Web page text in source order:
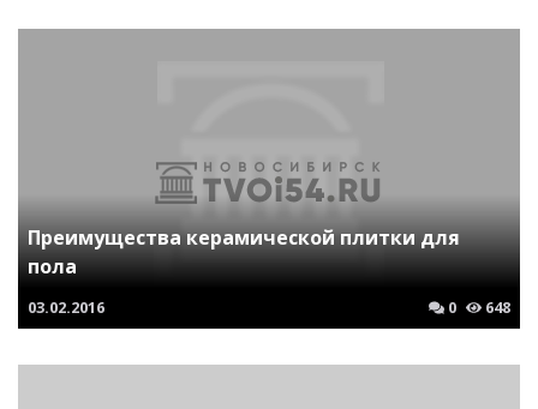
Преимущества керамической плитки для
пола
03.02.2016 0 648